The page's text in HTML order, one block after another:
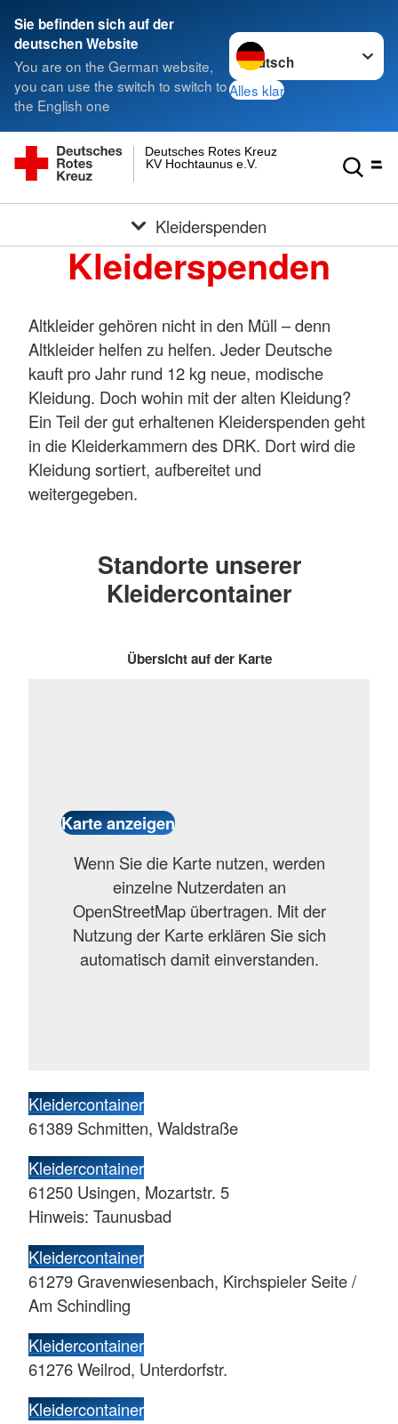
Sie befinden sich auf der
deutschen Website
You are on the German website,
you can use the switch to switch to
the English one
Sprache wechseln zu
Alles klar
KV Hochtaunus e.V.
Deutsches Rotes Kreuz
Kleiderspenden
Kleiderspenden
Altkleider gehören nicht in den Müll – denn
Altkleider helfen zu helfen. Jeder Deutsche
kauft pro Jahr rund 12 kg neue, modische
Kleidung. Doch wohin mit der alten Kleidung?
Ein Teil der gut erhaltenen Kleiderspenden geht
in die Kleiderkammern des DRK. Dort wird die
Kleidung sortiert, aufbereitet und
weitergegeben.
Standorte unserer
Kleidercontainer
Übersicht auf der Karte
Wenn Sie die Karte nutzen, werden
einzelne Nutzerdaten an
OpenStreetMap übertragen. Mit der
Nutzung der Karte erklären Sie sich
automatisch damit einverstanden.
Kleidercontainer
61389 Schmitten, Waldstraße
Kleidercontainer
61250 Usingen, Mozartstr. 5
Hinweis: Taunusbad
Kleidercontainer
61279 Gravenwiesenbach, Kirchspieler Seite /
Am Schindling
Kleidercontainer
61276 Weilrod, Unterdorfstr.
Kleidercontainer